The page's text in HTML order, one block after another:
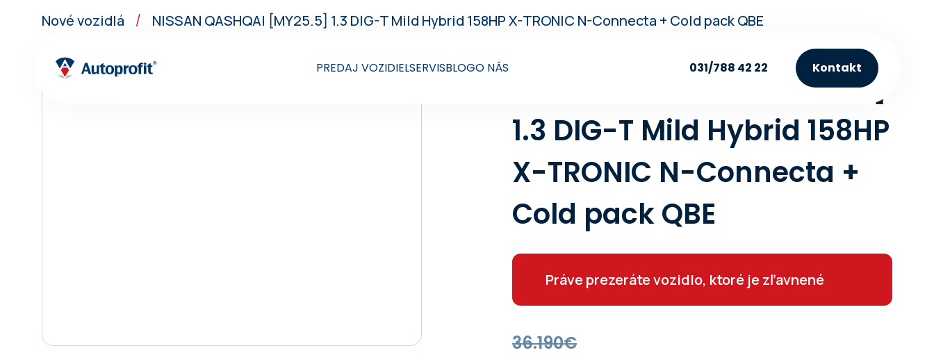
PREDAJ VOZIDIELSERVISBLOGO NÁS 031/788 42 22 Kontakt
Nové vozidlá / NISSAN QASHQAI [MY25.5] 1.3 DIG-T Mild Hybrid 158HP X-TRONIC N-Connecta + Cold pack QBE
NISSAN QASHQAI [MY25.5]
1.3 DIG-T Mild Hybrid 158HP
X-TRONIC N-Connecta +
Cold pack QBE
Práve prezeráte vozidlo, ktoré je zľavnené
36.190€